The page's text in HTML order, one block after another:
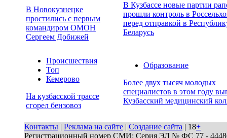
В Новокузнецке
простились с первым
командиром ОМОН
Сергеем Добижей
В Кузбассе новые партии
прошли контроль в
перед отправкой в
Беларусь
Происшествия
Топ
Кемерово
На кузбасской трассе
сгорел бензовоз
Образование
Более двух тысяч молодых
специалистов в этом году
Кузбасский медицинский
Контакты | Реклама на сайте | Создание сайта | 18+
Регистрационный номер СМИ: Серия ЭЛ № ФС 77 - 44486